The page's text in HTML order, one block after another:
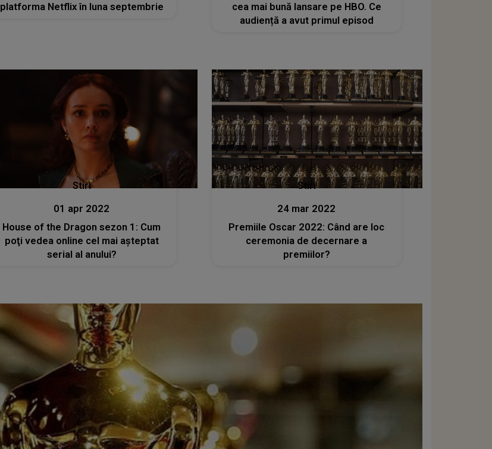
platforma Netflix în luna septembrie
cea mai bună lansare pe HBO. Ce
audiență a avut primul episod
Stiri
01 apr 2022
House of the Dragon sezon 1: Cum
poţi vedea online cel mai aşteptat
serial al anului?
Stiri
24 mar 2022
Premiile Oscar 2022: Când are loc
ceremonia de decernare a
premiilor?